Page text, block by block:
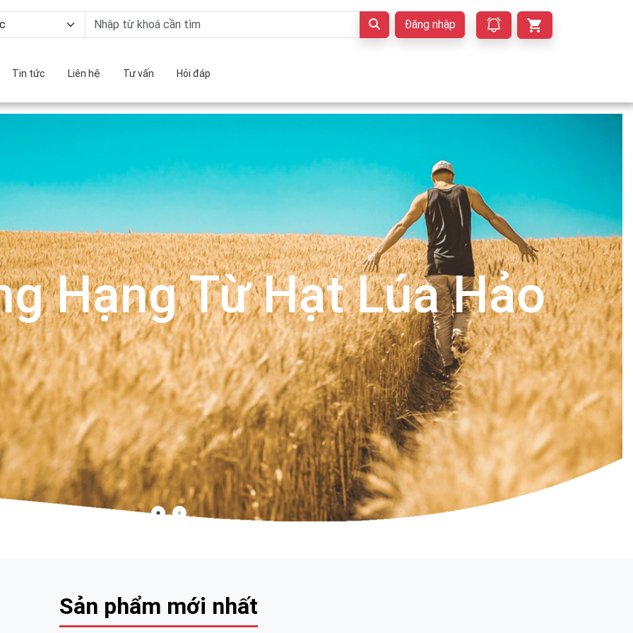
Đăng nhập
Tin tức Liên hệ Tư vấn Hỏi đáp
Hạng Từ Hạt Lúa Hảo
Sản phẩm mới nhất